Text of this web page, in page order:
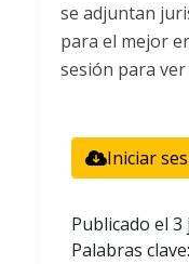
se adjuntan
para el mejor
sesión para
Iniciar
Publicado el 3
Palabras clave: